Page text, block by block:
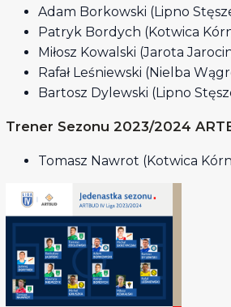
Adam Borkowski (Lipno
Patryk Bordych (Kotwica
Miłosz Kowalski (Jarota
Rafał Leśniewski (Nielba
Bartosz Dylewski (Lipno
Trener Sezonu 2023/2024
Tomasz Nawrot (Kotwica